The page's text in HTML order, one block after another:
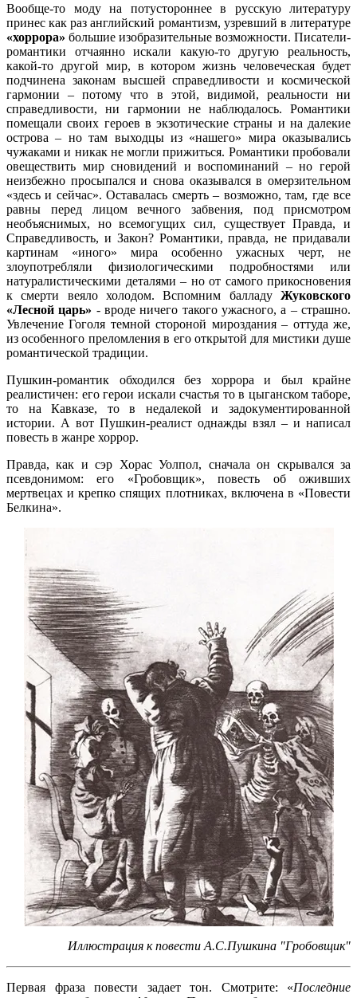
Вообще-то моду на потустороннее в русскую литературу
принес как раз английский романтизм, узревший в литературе
«хоррора» большие изобразительные возможности. Писатели-
романтики отчаянно искали какую-то другую реальность,
какой-то другой мир, в котором жизнь человеческая будет
подчинена законам высшей справедливости и космической
гармонии – потому что в этой, видимой, реальности ни
справедливости, ни гармонии не наблюдалось. Романтики
помещали своих героев в экзотические страны и на далекие
острова – но там выходцы из «нашего» мира оказывались
чужаками и никак не могли прижиться. Романтики пробовали
овеществить мир сновидений и воспоминаний – но герой
неизбежно просыпался и снова оказывался в омерзительном
«здесь и сейчас». Оставалась смерть – возможно, там, где все
равны перед лицом вечного забвения, под присмотром
необъяснимых, но всемогущих сил, существует Правда, и
Справедливость, и Закон? Романтики, правда, не придавали
картинам «иного» мира особенно ужасных черт, не
злоупотребляли физиологическими подробностями или
натуралистическими деталями – но от самого прикосновения
к смерти веяло холодом. Вспомним балладу Жуковского
«Лесной царь» - вроде ничего такого ужасного, а – страшно.
Увлечение Гоголя темной стороной мироздания – оттуда же,
из особенного преломления в его открытой для мистики душе
романтической традиции.
Пушкин-романтик обходился без хоррора и был крайне
реалистичен: его герои искали счастья то в цыганском таборе,
то на Кавказе, то в недалекой и задокументированной
истории. А вот Пушкин-реалист однажды взял – и написал
повесть в жанре хоррор.
Правда, как и сэр Хорас Уолпол, сначала он скрывался за
псевдонимом: его «Гробовщик», повесть об оживших
мертвецах и крепко спящих плотниках, включена в «Повести
Белкина».
Иллюстрация к повести А.С.Пушкина "Гробовщик"
Первая фраза повести задает тон. Смотрите: «Последние